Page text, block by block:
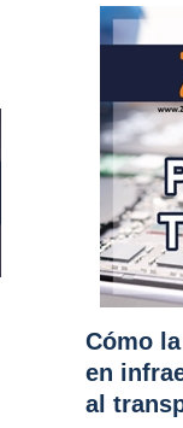
Cómo
en
al